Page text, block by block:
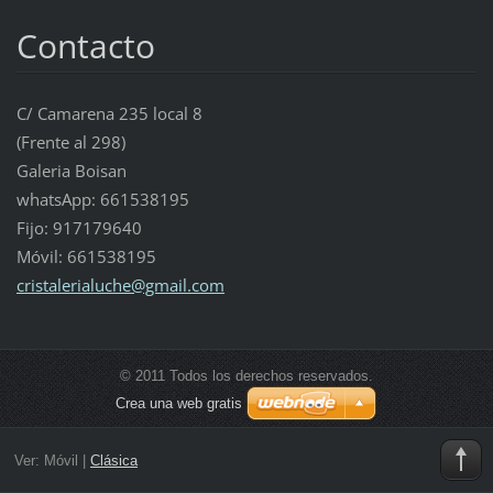
Contacto
C/ Camarena 235 local 8
(Frente al 298)
Galeria Boisan
whatsApp: 661538195
Fijo: 917179640
Móvil: 661538195
cristalerialuche@gmail.com
© 2011 Todos los derechos reservados.
Crea una web gratis
Ver: Móvil Clásica